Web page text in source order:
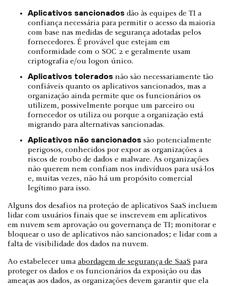
Aplicativos sancionados dão às equipes de TI a
confiança necessária para permitir o acesso da maioria
com base nas medidas de segurança adotadas pelos
fornecedores. É provável que estejam em
conformidade com o SOC 2 e geralmente usam
criptografia e/ou logon único.
Aplicativos tolerados não são necessariamente tão
confiáveis quanto os aplicativos sancionados, mas a
organização ainda permite que os funcionários os
utilizem, possivelmente porque um parceiro ou
fornecedor os utiliza ou porque a organização está
migrando para alternativas sancionadas.
Aplicativos não sancionados são potencialmente
perigosos, conhecidos por expor as organizações a
riscos de roubo de dados e malware. As organizações
não querem nem confiam nos indivíduos para usá-los
e, muitas vezes, não há um propósito comercial
legítimo para isso.
Alguns dos desafios na proteção de aplicativos SaaS incluem
lidar com usuários finais que se inscrevem em aplicativos
em nuvem sem aprovação ou governança de TI; monitorar e
bloquear o uso de aplicativos não sancionados; e lidar com a
falta de visibilidade dos dados na nuvem.
Ao estabelecer uma abordagem de segurança de SaaS para
proteger os dados e os funcionários da exposição ou das
ameaças aos dados, as organizações devem garantir que ela